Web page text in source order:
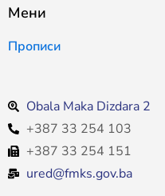
Мени
Прописи
Obala Maka Dizdara 2
+387 33 254 103
+387 33 254 151
ured@fmks.gov.ba